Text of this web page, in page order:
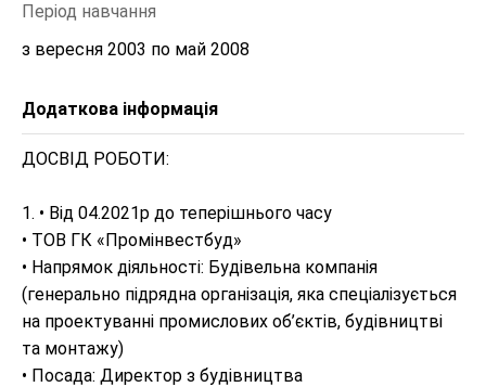
Період навчання
з вересня 2003 по май 2008
Додаткова інформація
ДОСВІД РОБОТИ:
1. • Від 04.2021р до теперішнього часу
• ТОВ ГК «Промінвестбуд»
• Напрямок діяльності: Будівельна компанія
(генерально підрядна організація, яка спеціалізується
на проектуванні промислових об’єктів, будівництві
та монтажу)
• Посада: Директор з будівництва